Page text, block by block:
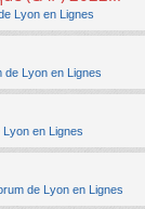
Lyon en Lignes
de Lyon en Lignes
Lyon en Lignes
de Lyon en Lignes